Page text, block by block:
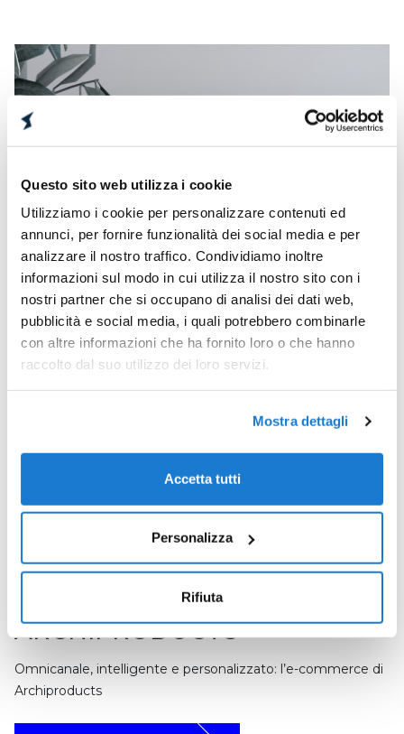
Questo sito web utilizza i cookie
Utilizziamo i cookie per personalizzare contenuti ed
annunci, per fornire funzionalità dei social media e per
analizzare il nostro traffico. Condividiamo inoltre
informazioni sul modo in cui utilizza il nostro sito con i
nostri partner che si occupano di analisi dei dati web,
pubblicità e social media, i quali potrebbero combinarle
con altre informazioni che ha fornito loro o che hanno
raccolto dal suo utilizzo dei loro servizi.
Mostra dettagli
Accetta tutti
Personalizza
Rifiuta
ARCHIPRODUCTS
Omnicanale, intelligente e personalizzato: l’e-commerce di
Archiproducts